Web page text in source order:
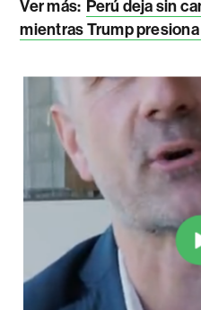
Ver más: Perú deja sin
mientras Trump